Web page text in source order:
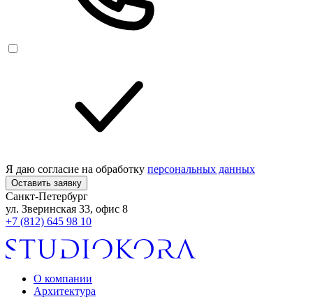
Я даю согласие на обработку персональных данных
Оставить заявку
Санкт-Петербург
ул. Зверинская 33, офис 8
+7 (812) 645 98 10
О компании
Архитектура